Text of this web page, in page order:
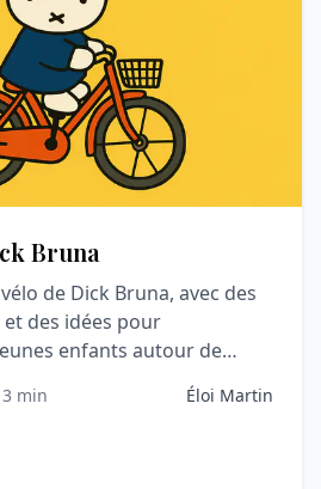
Bruna
de Dick Bruna, avec des
des idées pour
enfants autour de
3 min Éloi Martin